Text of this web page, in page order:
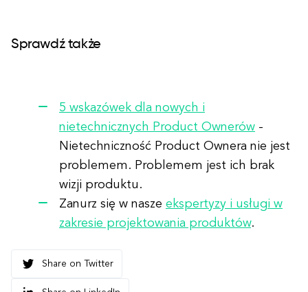
Sprawdź także
5 wskazówek dla nowych i
nietechnicznych Product Ownerów -
Nietechniczność Product Ownera nie jest
problemem. Problemem jest ich brak
wizji produktu.
Zanurz się w nasze ekspertyzy i usługi w
zakresie projektowania produktów.
Share on Twitter